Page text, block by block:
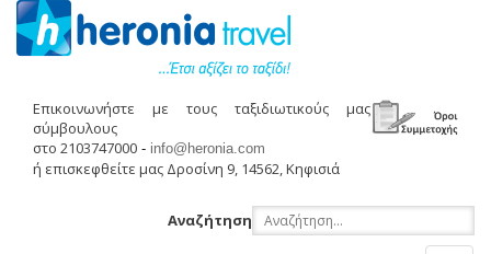
Επικοινωνήστε με τους ταξιδιωτικούς μας
σύμβουλους
στο 2103747000 - info@heronia.com
ή επισκεφθείτε μας Δροσίνη 9, 14562, Κηφισιά
Αναζήτηση